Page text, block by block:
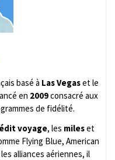
basé à Las Vegaset le
en 2009consacré aux
de fidélité.
voyage, les mileset
Flying Blue, American
alliances aériennes, il